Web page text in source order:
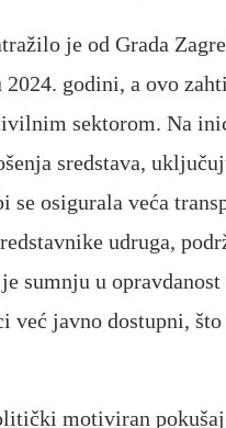
je od Grada
2024. godini, a ovo
sektorom. Na
sredstava,
osigurala veća
udruga,
sumnju u
već javno dostupni,
motiviran